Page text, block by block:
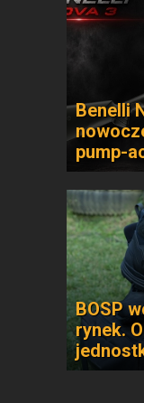
Benelli
pump-
BOSP
rynek.